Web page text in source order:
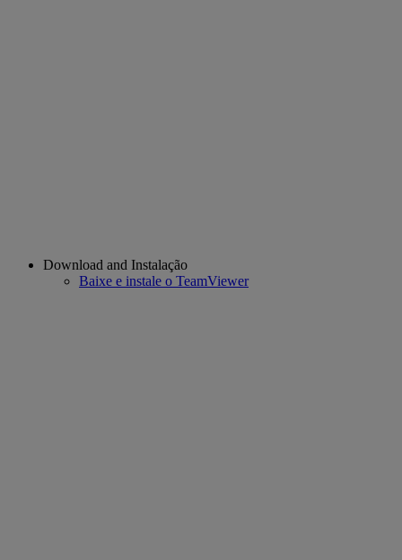
Download and Instalação
Baixe e instale o TeamViewer